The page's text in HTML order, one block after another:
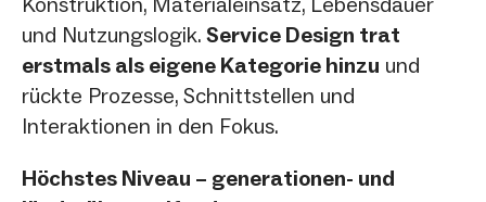
und Nutzungslogik. Service Design trat
erstmals als eigene Kategorie hinzu und
rückte Prozesse, Schnittstellen und
Interaktionen in den Fokus.
Höchstes Niveau – generationen- und